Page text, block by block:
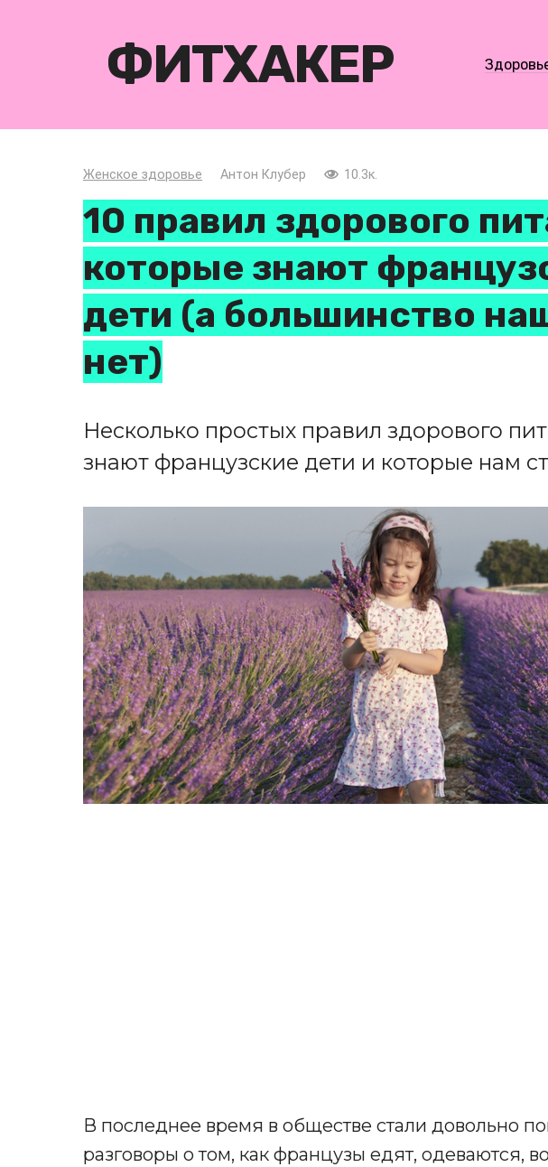
ФИТХАКЕР
Женское здоровье Антон Клубер 10.3к.
10 правил здорового
которые знают
дети (а большинство
нет)
Несколько простых правил здорового
знают французские дети и которые нам
В последнее время в обществе стали довольно
разговоры о том, как французы едят, одеваются,